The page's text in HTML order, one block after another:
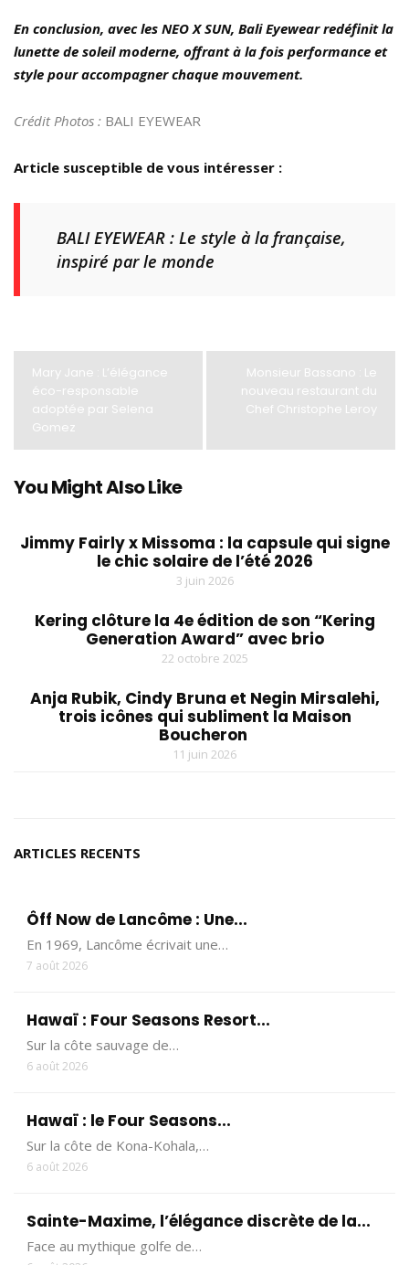
En conclusion, avec les NEO X SUN, Bali Eyewear redéfinit la
lunette de soleil moderne, offrant à la fois performance et
style pour accompagner chaque mouvement.
Crédit Photos : BALI EYEWEAR
Article susceptible de vous intéresser :
BALI EYEWEAR : Le style à la française,
inspiré par le monde
Mary Jane : L’élégance
éco-responsable
adoptée par Selena
Gomez
Monsieur Bassano : Le
nouveau restaurant du
Chef Christophe Leroy
You Might Also Like
Jimmy Fairly x Missoma : la capsule qui signe
le chic solaire de l’été 2026
3 juin 2026
Kering clôture la 4e édition de son “Kering
Generation Award” avec brio
22 octobre 2025
Anja Rubik, Cindy Bruna et Negin Mirsalehi,
trois icônes qui subliment la Maison
Boucheron
11 juin 2026
ARTICLES RECENTS
Ôff Now de Lancôme : Une...
En 1969, Lancôme écrivait une…
7 août 2026
Hawaï : Four Seasons Resort...
Sur la côte sauvage de…
6 août 2026
Hawaï : le Four Seasons...
Sur la côte de Kona-Kohala,…
6 août 2026
Sainte-Maxime, l’élégance discrète de la...
Face au mythique golfe de…